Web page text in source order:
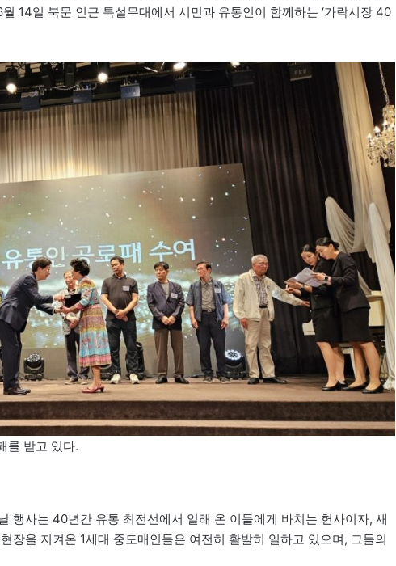
14일 북문 인근 특설무대에서 시민과 유통인이 함께하는 ‘가락시장 40
를 받고 있다.
행사는 40년간 유통 최전선에서 일해 온 이들에게 바치는 헌사이자, 새
장을 지켜온 1세대 중도매인들은 여전히 활발히 일하고 있으며, 그들의